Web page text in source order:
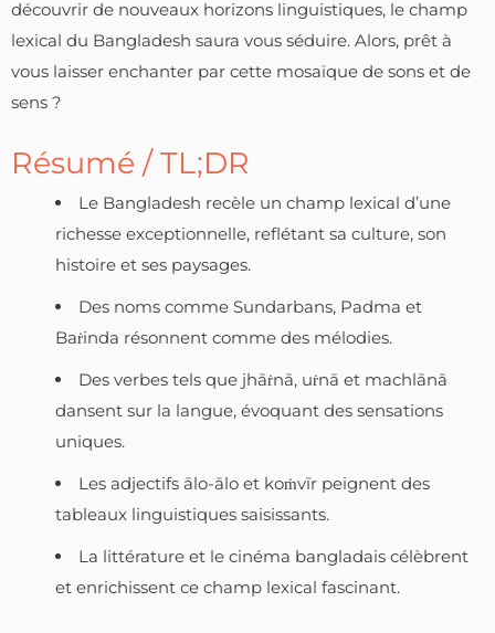
découvrir de nouveaux horizons linguistiques, le champ
lexical du Bangladesh saura vous séduire. Alors, prêt à
vous laisser enchanter par cette mosaïque de sons et de
sens ?
Résumé / TL;DR
Le Bangladesh recèle un champ lexical d’une
richesse exceptionnelle, reflétant sa culture, son
histoire et ses paysages.
Des noms comme Sundarbans, Padma et
Baṙinda résonnent comme des mélodies.
Des verbes tels que jhāṙnā, uṙnā et machlānā
dansent sur la langue, évoquant des sensations
uniques.
Les adjectifs ālo-ālo et koṁvīr peignent des
tableaux linguistiques saisissants.
La littérature et le cinéma bangladais célèbrent
et enrichissent ce champ lexical fascinant.